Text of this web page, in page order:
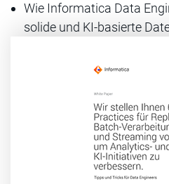
Wie Informatica Data
solide und KI-basierte